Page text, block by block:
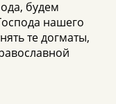
будем
нашего
те догматы,